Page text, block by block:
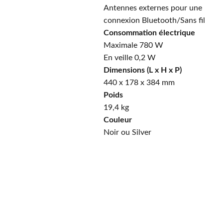
Antennes externes pour une
connexion Bluetooth/Sans fil
Consommation électrique
Maximale 780 W
En veille 0,2 W
Dimensions (L x H x P)
440 x 178 x 384 mm
Poids
19,4 kg
Couleur
Noir ou Silver